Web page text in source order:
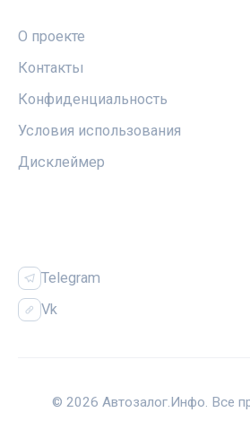
О проекте
Контакты
Конфиденциальность
Условия использования
Дисклеймер
Telegram
Vk
© 2026 Автозалог.Инфо. Все